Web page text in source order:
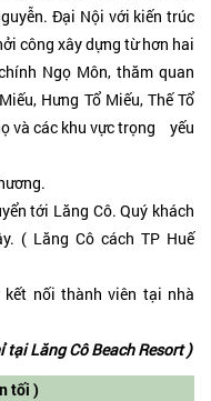
Đại Nội với kiến trúc
công xây dựng từ hơn hai
Ngọ Môn, thăm quan
Hưng Tổ Miếu, Thế Tổ
và các khu vực trọng yếu
tới Lăng Cô. Quý khách
( Lăng Cô cách TP Huế
kết nối thành viên tại nhà
tại Lăng Cô Beach Resort )
tối )